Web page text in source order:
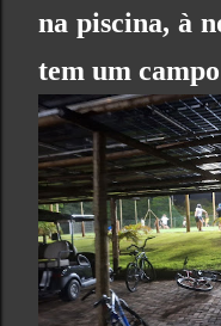
na piscina, à
tem um